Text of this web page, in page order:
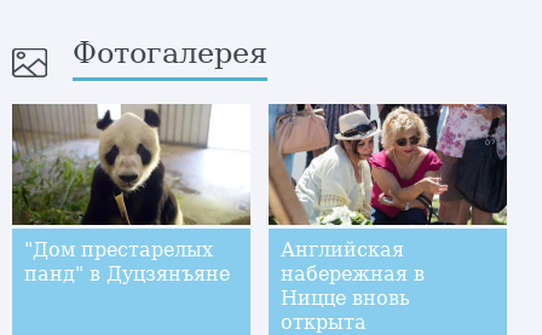
Фотогалерея
"Дом престарелых
панд" в Дуцзянъяне
Английская
набережная в
Ницце вновь
открыта